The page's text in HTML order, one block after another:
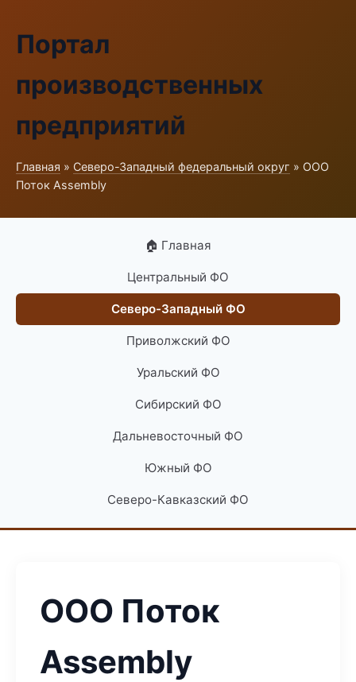
Портал
производственных
предприятий
Главная » Северо-Западный федеральный округ » ООО
Поток Assembly
🏠 Главная
Центральный ФО
Северо-Западный ФО
Приволжский ФО
Уральский ФО
Сибирский ФО
Дальневосточный ФО
Южный ФО
Северо-Кавказский ФО
ООО Поток
Assembly